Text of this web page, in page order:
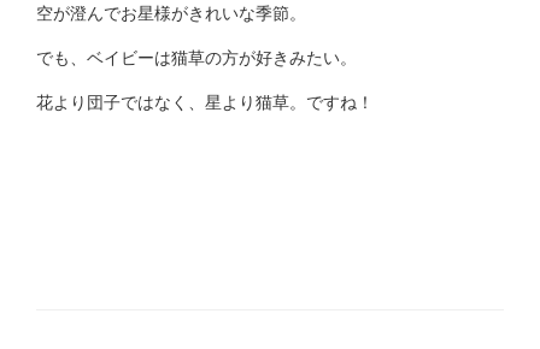
空が澄んでお星様がきれいな季節。
でも、ベイビーは猫草の方が好きみたい。
花より団子ではなく、星より猫草。ですね！